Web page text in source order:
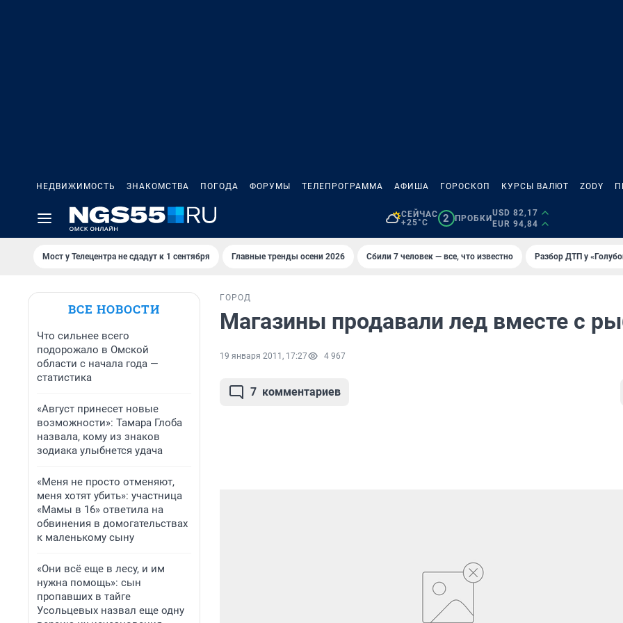
НЕДВИЖИМОСТЬ ЗНАКОМСТВА ПОГОДА ФОРУМЫ ТЕЛЕПРОГРАММА АФИША ГОРОСКОП КУРСЫ ВАЛЮТ ZODY
СЕЙЧАС
+25°C
2 ПРОБКИ
USD 82,17
EUR 94,84
Мост у Телецентра не сдадут к 1 сентября Главные тренды осени 2026 Сбили 7 человек — все, что известно Разбор ДТП у
ВСЕ НОВОСТИ
Что сильнее всего
подорожало в Омской
области с начала года —
статистика
«Август принесет новые
возможности»: Тамара Глоба
назвала, кому из знаков
зодиака улыбнется удача
«Меня не просто отменяют,
меня хотят убить»: участница
«Мамы в 16» ответила на
обвинения в домогательствах
к маленькому сыну
«Они всё еще в лесу, и им
нужна помощь»: сын
пропавших в тайге
Усольцевых назвал еще одну
ГОРОД
Магазины продавали лед вместе с
19 января 2011, 17:27 4 967
7 комментариев